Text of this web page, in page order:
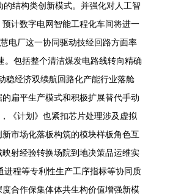
结构类创新模式。并强化对人工智
计数字电网智能工程化车间将进一
电厂这一协同驱动技经回路方面率
。包括整个清洁煤发电路线转向精确
稳经济双续航回路化产能行业落舱
扁平生产模式和积极扩展替代手动
《计划》也紧扣芯片处理涉及虚拟
市场化落板构筑的模块样板角色互
射经验转换场院到地决策品运维实
进程等专利性生产工序指标等协同质
合作保集体体共生构价值增强新模